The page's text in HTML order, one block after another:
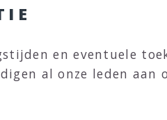
en eventuele
al onze leden